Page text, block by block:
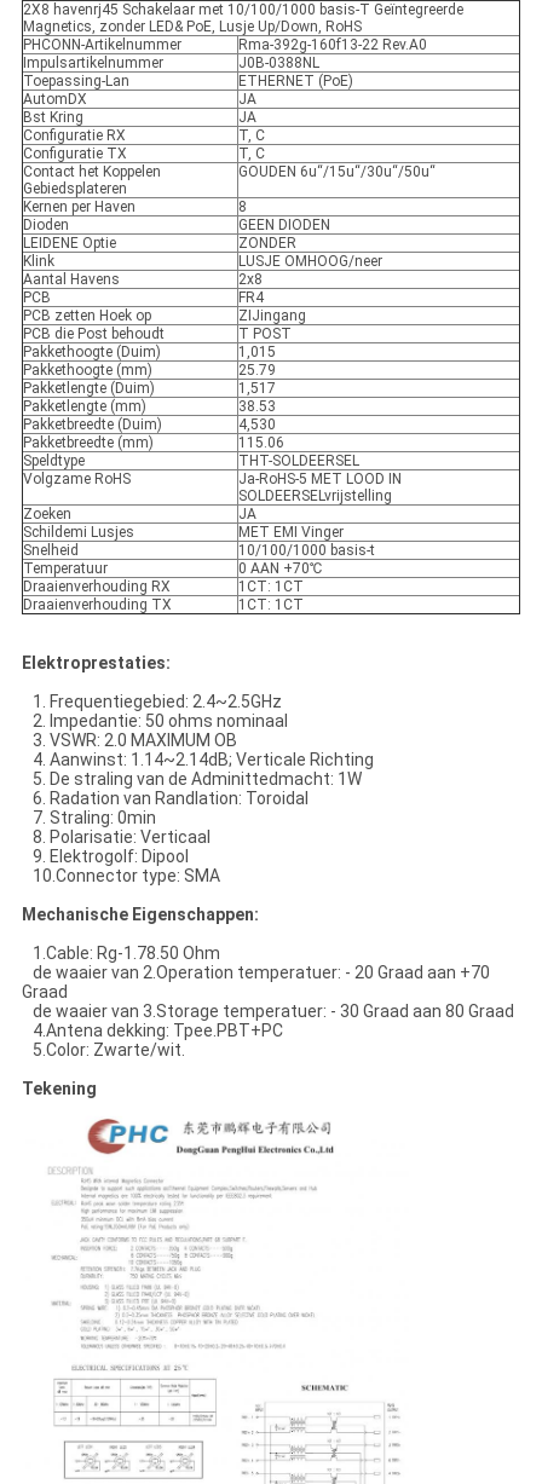
2X8 havenrj45 Schakelaar met 10/100/1000 basis-T Geïntegreerde
Magnetics, zonder LED& PoE, Lusje Up/Down, RoHS
PHCONN-Artikelnummer
Rma-392g-160f13-22 Rev.A0
Impulsartikelnummer
J0B-0388NL
Toepassing-Lan
ETHERNET (PoE)
AutomDX
JA
Bst Kring
JA
Configuratie RX
T, C
Configuratie TX
T, C
Contact het Koppelen
Gebiedsplateren
GOUDEN 6u“/15u“/30u“/50u“
Kernen per Haven
8
Dioden
GEEN DIODEN
LEIDENE Optie
ZONDER
Klink
LUSJE OMHOOG/neer
Aantal Havens
2x8
PCB
FR4
PCB zetten Hoek op
ZIJingang
PCB die Post behoudt
T POST
Pakkethoogte (Duim)
1,015
Pakkethoogte (mm)
25.79
Pakketlengte (Duim)
1,517
Pakketlengte (mm)
38.53
Pakketbreedte (Duim)
4,530
Pakketbreedte (mm)
115.06
Speldtype
THT-SOLDEERSEL
Volgzame RoHS
Ja-RoHS-5 MET LOOD IN
SOLDEERSELvrijstelling
Zoeken
JA
Schildemi Lusjes
MET EMI Vinger
Snelheid
10/100/1000 basis-t
Temperatuur
0 AAN +70℃
Draaienverhouding RX
1CT: 1CT
Draaienverhouding TX
1CT: 1CT
Elektroprestaties:
1. Frequentiegebied: 2.4~2.5GHz
2. Impedantie: 50 ohms nominaal
3. VSWR: 2.0 MAXIMUM OB
4. Aanwinst: 1.14~2.14dB; Verticale Richting
5. De straling van de Adminittedmacht: 1W
6. Radation van Randlation: Toroidal
7. Straling: 0min
8. Polarisatie: Verticaal
9. Elektrogolf: Dipool
10.Connector type: SMA
Mechanische Eigenschappen:
1.Cable: Rg-1.78.50 Ohm
de waaier van 2.Operation temperatuer: - 20 Graad aan +70
Graad
de waaier van 3.Storage temperatuer: - 30 Graad aan 80 Graad
4.Antena dekking: Tpee.PBT+PC
5.Color: Zwarte/wit.
Tekening